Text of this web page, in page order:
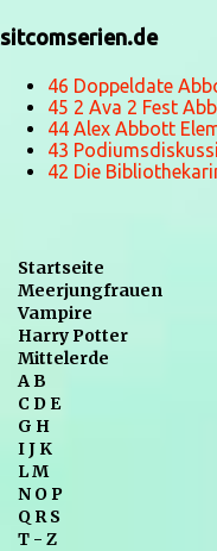
sitcomserien.de
46 Doppeldate
45 2 Ava 2 Fest
44 Alex Abbott
43
42 Die
Startseite
Meerjungfrauen
Vampire
Harry Potter
Mittelerde
A B
C D E
G H
I J K
L M
N O P
Q R S
T - Z